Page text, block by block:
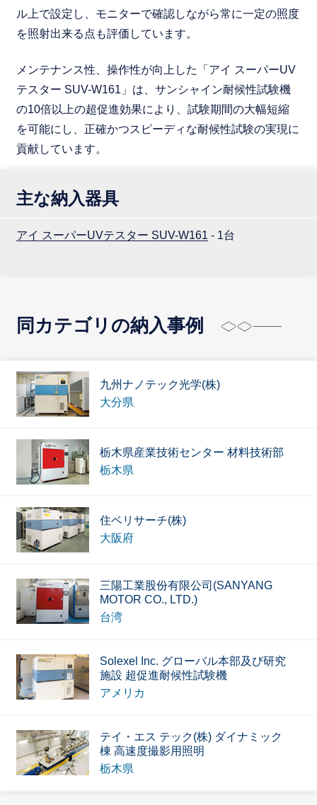
ル上で設定し、モニターで確認しながら常に一定の照度
を照射出来る点も評価しています。
メンテナンス性、操作性が向上した「アイ スーパーUV
テスター SUV-W161」は、サンシャイン耐候性試験機
の10倍以上の超促進効果により、試験期間の大幅短縮
を可能にし、正確かつスピーディな耐候性試験の実現に
貢献しています。
主な納入器具
アイ スーパーUVテスター SUV-W161 - 1台
同カテゴリの納入事例
九州ナノテック光学(株)
大分県
栃木県産業技術センター 材料技術部
栃木県
住ベリサーチ(株)
大阪府
三陽工業股份有限公司(SANYANG
MOTOR CO., LTD.)
台湾
Solexel Inc. グローバル本部及び研究
施設 超促進耐候性試験機
アメリカ
テイ・エス テック(株) ダイナミック
棟 高速度撮影用照明
栃木県